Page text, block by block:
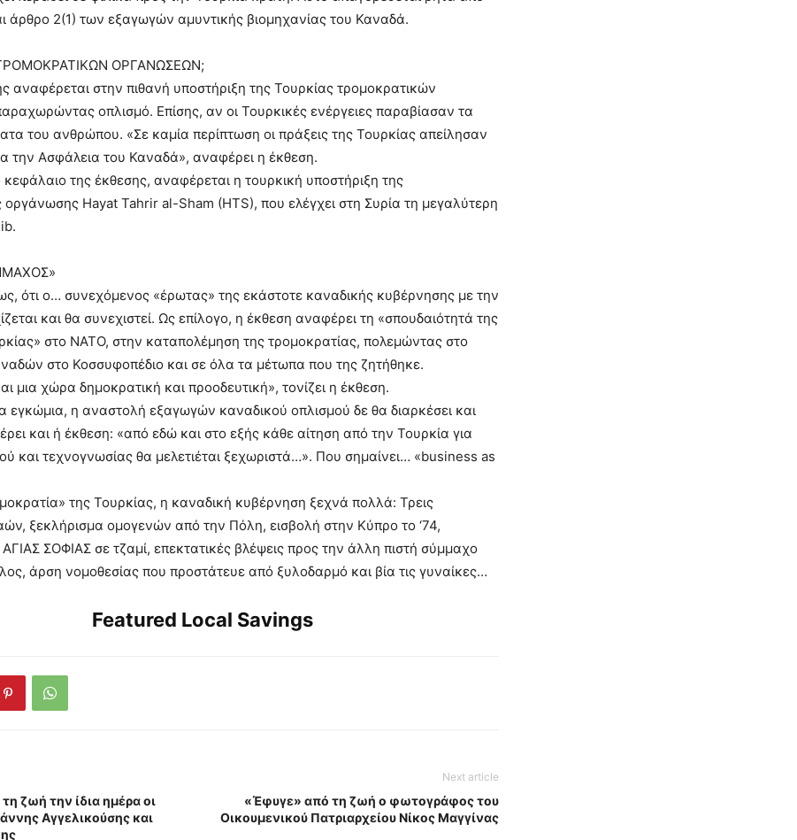
άρθρο 2(1) των εξαγωγών αμυντικής βιομηχανίας του Καναδά.
ΟΡΓΑΝΩΣΕΩΝ;
αναφέρεται στην πιθανή υποστήριξη της Τουρκίας τρομοκρατικών
οπλισμό. Επίσης, αν οι Τουρκικές ενέργειες παραβίασαν τα
του ανθρώπου. «Σε καμία περίπτωση οι πράξεις της Τουρκίας απείλησαν
την Ασφάλεια του Καναδά», αναφέρει η έκθεση.
της έκθεσης, αναφέρεται η τουρκική υποστήριξη της
οργάνωσης Hayat Tahrir al-Sham (HTS), που ελέγχει στη Συρία τη μεγαλύτερη
ότι ο… συνεχόμενος «έρωτας» της εκάστοτε καναδικής κυβέρνησης με την
και θα συνεχιστεί. Ως επίλογο, η έκθεση αναφέρει τη «σπουδαιότητά της
στο ΝΑΤΟ, στην καταπολέμηση της τρομοκρατίας, πολεμώντας στο
στο Κοσσυφοπέδιο και σε όλα τα μέτωπα που της ζητήθηκε.
μια χώρα δημοκρατική και προοδευτική», τονίζει η έκθεση.
εγκώμια, η αναστολή εξαγωγών καναδικού οπλισμού δε θα διαρκέσει και
και ή έκθεση: «από εδώ και στο εξής κάθε αίτηση από την Τουρκία για
και τεχνογνωσίας θα μελετιέται ξεχωριστά…». Που σημαίνει… «business as
της Τουρκίας, η καναδική κυβέρνηση ξεχνά πολλά: Τρεις
ξεκλήρισμα ομογενών από την Πόλη, εισβολή στην Κύπρο το ‘74,
ΣΟΦΙΑΣ σε τζαμί, επεκτατικές βλέψεις προς την άλλη πιστή σύμμαχο
άρση νομοθεσίας που προστάτευε από ξυλοδαρμό και βία τις γυναίκες…
Featured Local Savings
ζωή την ίδια ημέρα οι
Αγγελικούσης και
Next article
«Έφυγε» από τη ζωή ο φωτογράφος του
Οικουμενικού Πατριαρχείου Νίκος Μαγγίνας